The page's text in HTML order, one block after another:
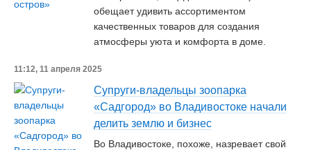
обещает удивить ассортиментом
качественных товаров для создания
атмосферы уюта и комфорта в доме.
11:12, 11 апреля 2025
Супруги-владельцы зоопарка
«Садгород» во Владивостоке начали
делить землю и бизнес
Во Владивостоке, похоже, назревает свой